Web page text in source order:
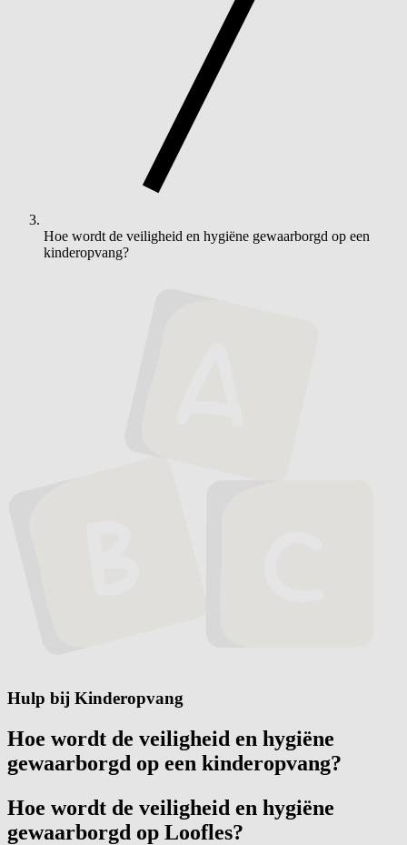
Hoe wordt de veiligheid en hygiëne gewaarborgd op een
kinderopvang?
Hulp bij Kinderopvang
Hoe wordt de veiligheid en hygiëne
gewaarborgd op een kinderopvang?
Hoe wordt de veiligheid en hygiëne
gewaarborgd op Loofles?